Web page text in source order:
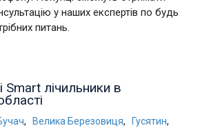
у наших експертів по будь
питань.
Smart лічильники в
, Велика Березовиця, Гусятин,